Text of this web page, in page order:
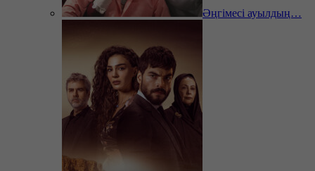
Әңгімесі ауылдың…